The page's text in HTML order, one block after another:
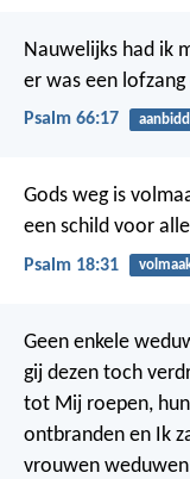
Nauwelijks had ik
er was een
Psalm 66:17
Gods weg is
een schild voor
Psalm 18:31
Geen enkele
gij dezen toch
tot Mij roepen,
ontbranden en Ik
vrouwen